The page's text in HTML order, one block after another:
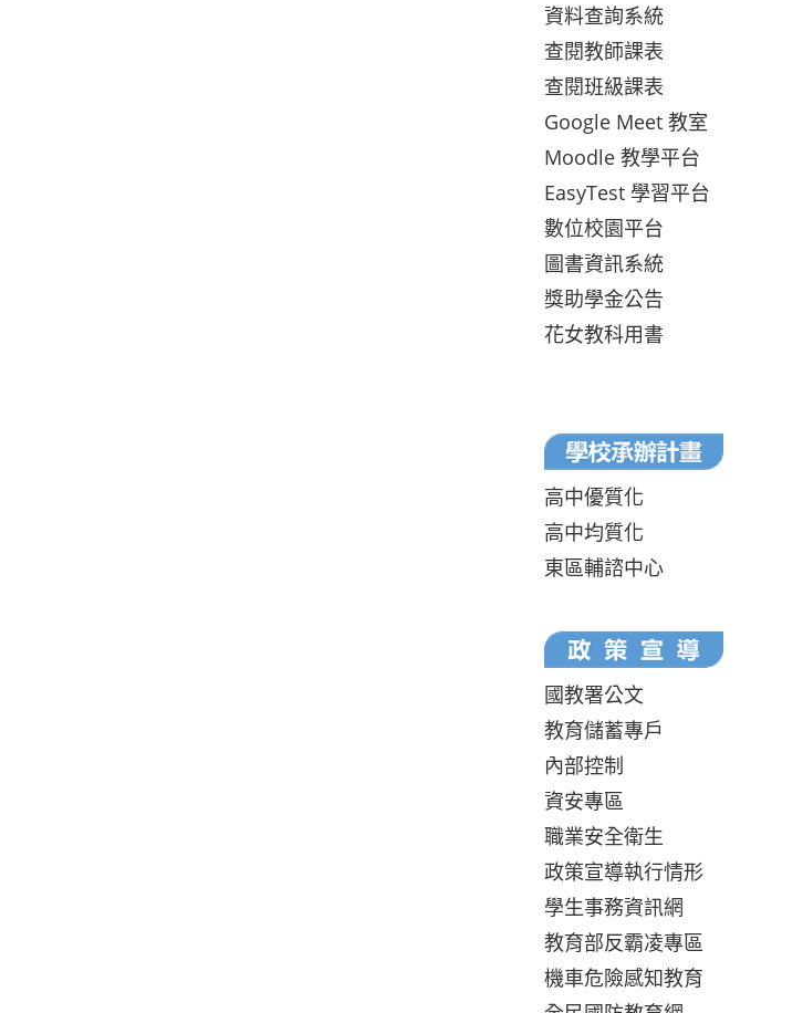
資料查詢系統
查閱教師課表
查閱班級課表
Google Meet 教室
Moodle 教學平台
EasyTest 學習平台
數位校園平台
圖書資訊系統
獎助學金公告
花女教科用書
高中優質化
高中均質化
東區輔諮中心
國教署公文
教育儲蓄專戶
內部控制
資安專區
職業安全衛生
政策宣導執行情形
學生事務資訊網
教育部反霸凌專區
機車危險感知教育